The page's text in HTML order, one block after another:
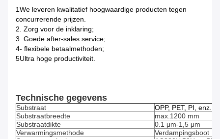
1We leveren kwalitatief hoogwaardige producten tegen
concurrerende prijzen.
2. Zorg voor de inklaring;
3. Goede after-sales service;
4- flexibele betaalmethoden;
5Ultra hoge productiviteit.
Technische gegevens
Substraat
OPP, PET, PI, enz.
Substraatbreedte
max.1200 mm
Substraatdikte
0.1 μm-1,5 μm
Verwarmingsmethode
Verdampingsboot